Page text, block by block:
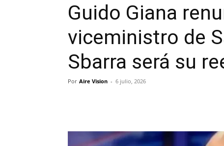
Guido Giana
viceministro de
Sbarra será su
Por Aire Vision - 6 julio, 2026